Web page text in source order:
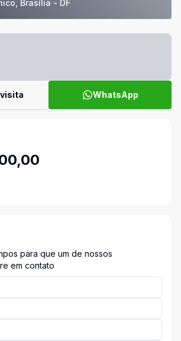
Brasília - DF
WhatsApp
para que um de nossos
em contato